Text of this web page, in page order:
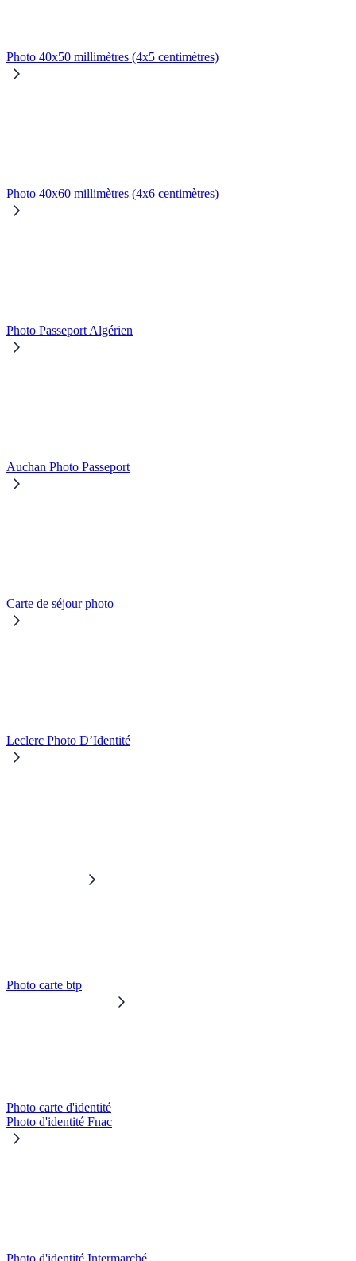
Photo 40x50 millimètres (4x5 centimètres)
Photo 40x60 millimètres (4x6 centimètres)
Photo Passeport Algérien
Auchan Photo Passeport
Carte de séjour photo
Leclerc Photo D’Identité
Photo carte btp
Photo carte d'identité
Photo d'identité Fnac
Photo d'identité Intermarché